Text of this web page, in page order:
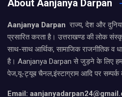
About Aanjanya Darpan
Aanjanya Darpan राज्य, देश और
प्रसारित करता है। उत्तराखण्ड की लोक
साथ-साथ आर्थिक, सामाजिक राजनीतिक व
है। Aanjanya Darpan से जुड़ने के लिए
पेज,यू-ट्यूब चैनल,इंस्टाग्राम आदि पर सम्पर्क
Email: